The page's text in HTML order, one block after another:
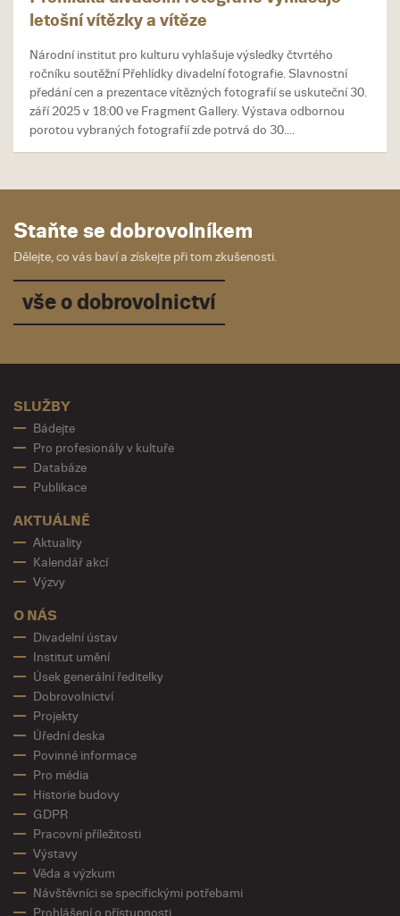
letošní vítězky a vítěze
Národní institut pro kulturu vyhlašuje výsledky čtvrtého
ročníku soutěžní Přehlídky divadelní fotografie. Slavnostní
předání cen a prezentace vítězných fotografií se uskuteční 30.
září 2025 v 18:00 ve Fragment Gallery. Výstava odbornou
porotou vybraných fotografií zde potrvá do 30....
Staňte se dobrovolníkem
Dělejte, co vás baví a získejte při tom zkušenosti.
vše o dobrovolnictví
SLUŽBY
Bádejte
Pro profesionály v kultuře
Databáze
Publikace
AKTUÁLNĚ
Aktuality
Kalendář akcí
Výzvy
O NÁS
Divadelní ústav
Institut umění
Úsek generální ředitelky
Dobrovolnictví
Projekty
Úřední deska
Povinné informace
Pro média
Historie budovy
GDPR
Pracovní příležitosti
Výstavy
Věda a výzkum
Návštěvníci se specifickými potřebami
Prohlášení o přístupnosti